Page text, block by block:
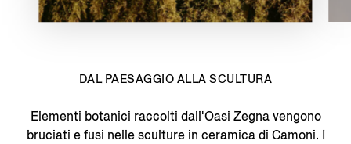
DAL PAESAGGIO ALLA SCULTURA
Elementi botanici raccolti dall'Oasi Zegna vengono
bruciati e fusi nelle sculture in ceramica di Camoni. I